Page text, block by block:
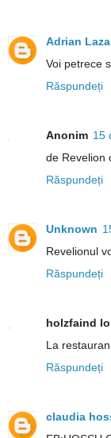
Adrian
Voi petrece
Răspundeți
Anonim 15
de Revelion
Răspundeți
Unknown
Revelionul
Răspundeți
holzfaind
La
Răspundeți
claudia